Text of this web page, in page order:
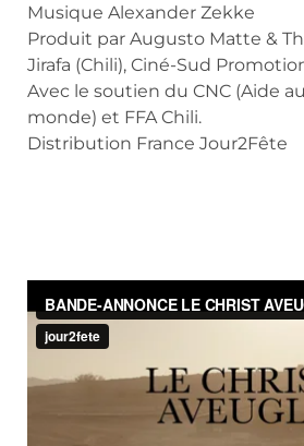
Musique Alexander Zekke
Produit par Augusto Matte &
Jirafa (Chili), Ciné-Sud
Avec le soutien du CNC (Aide
monde) et FFA Chili.
Distribution France Jour2Fête